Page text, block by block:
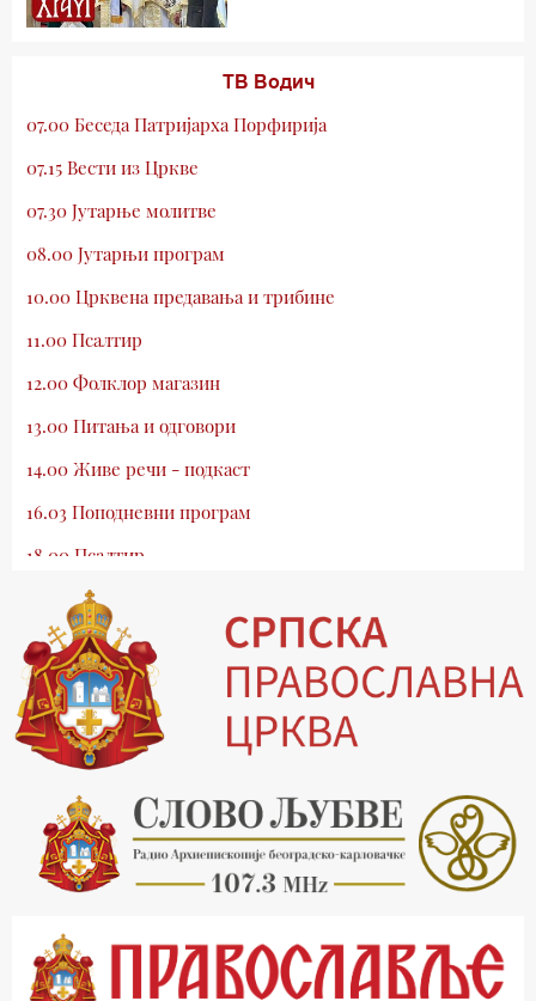
ТВ Водич
07.00 Беседа Патријарха Порфирија
07.15 Вести из Цркве
07.30 Јутарње молитве
08.00 Јутарњи програм
10.00 Црквена предавања и трибине
11.00 Псалтир
12.00 Фолклор магазин
13.00 Питања и одговори
14.00 Живе речи - подкаст
16.03 Поподневни програм
18.00 Псалтир
19.03 Млади у Цркви
19.30 Вечерње молитве
20.00 Вести из Цркве
20.15 Реч архијереја
20.30 Хроника Архиепископије
21.03 Врлинослов
22.03 Црквена предавања и трибине
23.00 Питања и одговори
00.03 Црквена предавања и трибине
01.03 Живе речи - подкаст